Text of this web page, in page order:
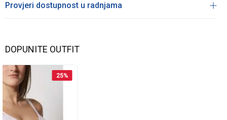
Provjeri dostupnost u radnjama
DOPUNITE OUTFIT
25%